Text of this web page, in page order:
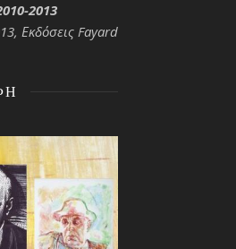
2013
Εκδόσεις Fayard